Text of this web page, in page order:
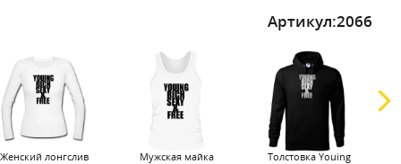
Артикул:2066
Женский лонгслив
Мужская майка
Толстовка Youing